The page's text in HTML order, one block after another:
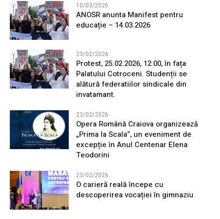
10/03/2026
ANOSR anunta Manifest pentru
educație – 14.03.2026
23/02/2026
Protest, 25.02.2026, 12:00, în fața
Palatului Cotroceni. Studenții se
alătură federatiilor sindicale din
invatamant.
23/02/2026
Opera Română Craiova organizează
„Prima la Scala”, un eveniment de
excepție în Anul Centenar Elena
Teodorini
23/02/2026
O carieră reală începe cu
descoperirea vocației în gimnaziu